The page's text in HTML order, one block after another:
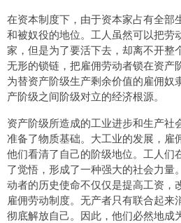
在资本制度下，由于资本家占有全部
和被奴役的地位。工人虽然可以把劳
家，但是为了要活下去，却离不开整
无形的锁链，把雇佣劳动者锁在资产
为替资产阶级生产剩余价值的雇佣奴
产阶级之间阶级对立的经济根源。
资产阶级所造成的工业进步和生产社
准备了物质基础。大工业的发展，雇
他们看清了自己的阶级地位。工人们
了觉悟，形成了一种强大的社会力量
动者的历史使命不仅仅是提高工资，
雇佣劳动制度。无产者只有联合起来
彻底解放自己。因此，他们必然地成